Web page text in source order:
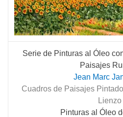
Serie de Pinturas al Óleo
Paisajes
Jean Marc
Cuadros de Paisajes
Lienzo
Pinturas al Óleo